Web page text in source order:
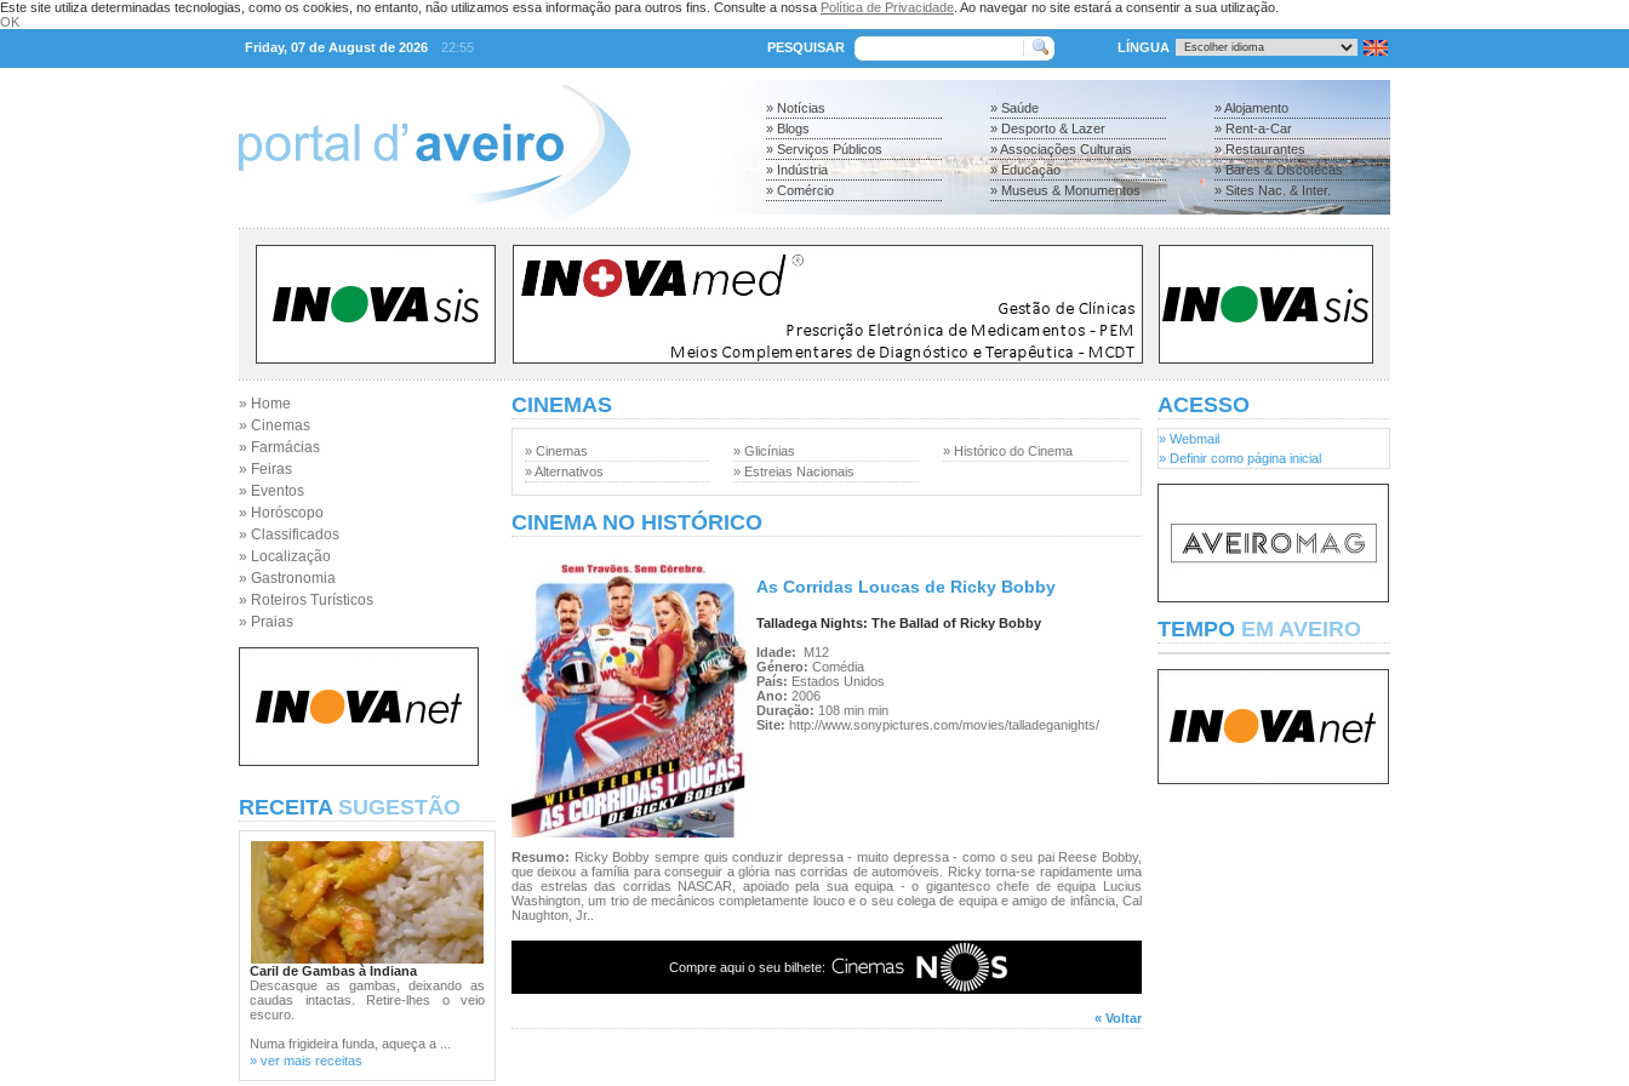
Este site utiliza determinadas tecnologias, como os cookies, no entanto, não utilizamos essa informação para outros fins. Consulte a nossa Política de Privacidade . Ao navegar no site estará a consentir a sua utilização.
OK
Friday, 07 de August de 2026
22:55 PESQUISAR LÍNGUA
» Notícias
» Blogs
» Serviços Públicos
» Indústria
» Comércio
» Saúde
» Desporto & Lazer
» Associações Culturais
» Educação
» Museus & Monumentos
» Alojamento
» Rent-a-Car
» Restaurantes
» Bares & Discotecas
» Sites Nac. & Inter.
» Home
» Cinemas
» Farmácias
» Feiras
» Eventos
» Horóscopo
» Classificados
» Localização
» Gastronomia
» Roteiros Turísticos
» Praias
RECEITA SUGESTÃO
Caril de Gambas à Indiana
Descasque as gambas, deixando as
caudas intactas. Retire-lhes o veio
escuro.
Numa frigideira funda, aqueça a ...
» ver mais receitas
CINEMAS
» Cinemas
» Alternativos
» Glicínias
» Estreias Nacionais
» Histórico do Cinema
CINEMA NO HISTÓRICO
As Corridas Loucas de Ricky Bobby
Talladega Nights: The Ballad of Ricky Bobby
Idade:
M12
Género: Comédia
País: Estados Unidos
Ano: 2006
Duração: 108 min min
Site: http://www.sonypictures.com/movies/talladeganights/
Resumo: Ricky Bobby sempre quis conduzir depressa - muito depressa - como o seu pai Reese Bobby,
que deixou a família para conseguir a glória nas corridas de automóveis. Ricky torna-se rapidamente uma
das estrelas das corridas NASCAR, apoiado pela sua equipa - o gigantesco chefe de equipa Lucius
Washington, um trio de mecânicos completamente louco e o seu colega de equipa e amigo de infância, Cal
Naughton, Jr..
Compre aqui o seu bilhete:
« Voltar
ACESSO
» Webmail
» Definir como página inicial
TEMPO EM AVEIRO